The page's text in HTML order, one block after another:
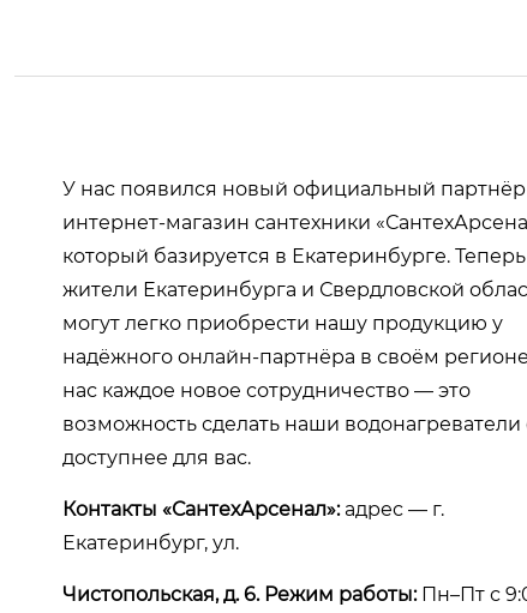
У нас появился новый официальный
интернет-магазин сантехники
который базируется в Екатеринбурге. Теперь
жители Екатеринбурга и Свердловской
могут легко приобрести нашу продукцию у
надёжного онлайн-партнёра в своём
нас каждое новое сотрудничество — это
возможность сделать наши
доступнее для вас.
Контакты «СантехАрсенал»:адрес — г.
Екатеринбург, ул.
Чистопольская, д. 6. Режим работы:Пн–Пт с